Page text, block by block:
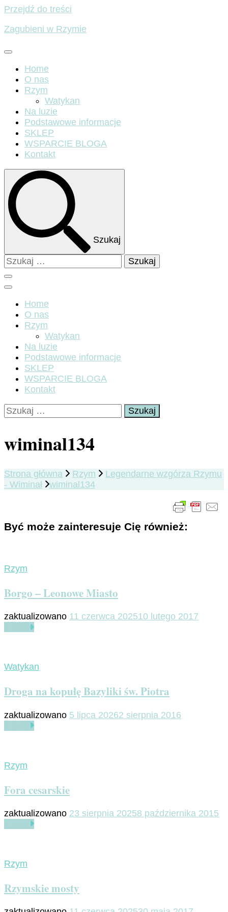
Przejdź do treści
Zagubieni w Rzymie
Home
O nas
Rzym
Watykan
Na luzie
Podstawowe informacje
SKLEP
WSPARCIE BLOGA
Kontakt
Szukaj
Szukaj:
Home
O nas
Rzym
Watykan
Na luzie
Podstawowe informacje
SKLEP
WSPARCIE BLOGA
Kontakt
Szukaj:
wiminal134
Strona główna Rzym
Legendarne wzgórza Rzymu
- Wiminał
wiminal134
Być może zainteresuje Cię również:
Rzym
Borgo – Leonowe Miasto
zaktualizowano 11 czerwca 202510 lutego 2017
Watykan
Droga na kopułę Bazyliki św. Piotra
zaktualizowano 5 lipca 20262 sierpnia 2016
Rzym
Fora cesarskie
zaktualizowano 23 sierpnia 20258 października 2015
Rzym
Rzymskie mosty